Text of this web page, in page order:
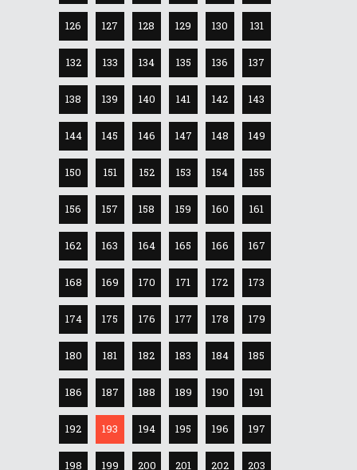
126 127 128 129 130 131
132 133 134 135 136 137
138 139 140 141 142 143
144 145 146 147 148 149
150 151 152 153 154 155
156 157 158 159 160 161
162 163 164 165 166 167
168 169 170 171 172 173
174 175 176 177 178 179
180 181 182 183 184 185
186 187 188 189 190 191
192 193 194 195 196 197
198 199 200 201 202 203